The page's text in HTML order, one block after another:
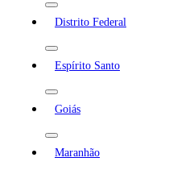
Distrito Federal
Espírito Santo
Goiás
Maranhão